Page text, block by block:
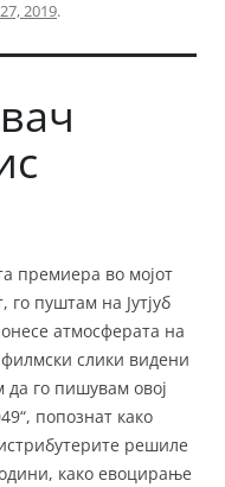
2019.
премиера во мојот
пуштам на Јутјуб
атмосферата на
слики видени
да го пишувам овој
попознат како
решиле
како евоцирање